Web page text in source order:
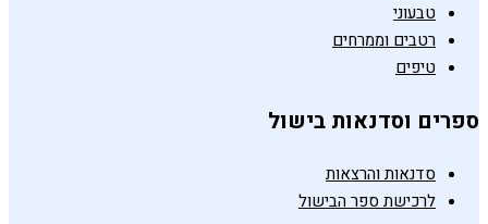
טבעוני
רטבים וממרחים
טיפים
ספרים וסדנאות בישול
סדנאות והרצאות
לרכישת ספר הבישול